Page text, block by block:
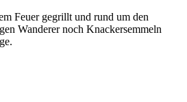
Feuer gegrillt und rund um den
Wanderer noch Knackersemmeln